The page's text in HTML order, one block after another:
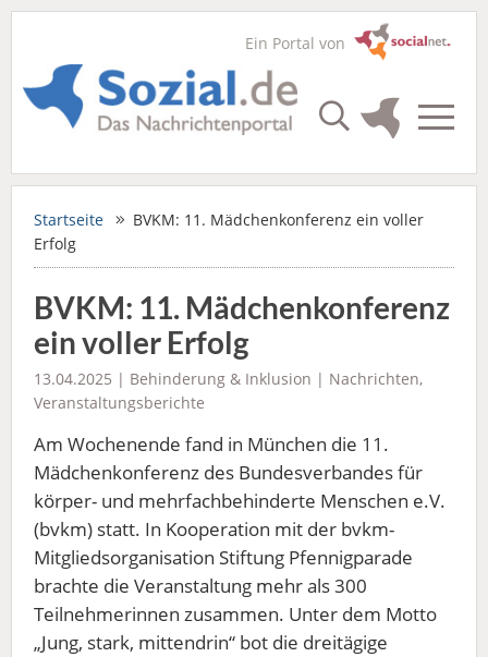
Ein Portal von
Startseite
BVKM: 11. Mädchenkonferenz ein voller
Erfolg
BVKM: 11. Mädchenkonferenz
ein voller Erfolg
13.04.2025 | Behinderung & Inklusion | Nachrichten,
Veranstaltungsberichte
Am Wochenende fand in München die 11.
Mädchenkonferenz des Bundesverbandes für
körper- und mehrfachbehinderte Menschen e.V.
(bvkm) statt. In Kooperation mit der bvkm-
Mitgliedsorganisation Stiftung Pfennigparade
brachte die Veranstaltung mehr als 300
Teilnehmerinnen zusammen. Unter dem Motto
„Jung, stark, mittendrin“ bot die dreitägige